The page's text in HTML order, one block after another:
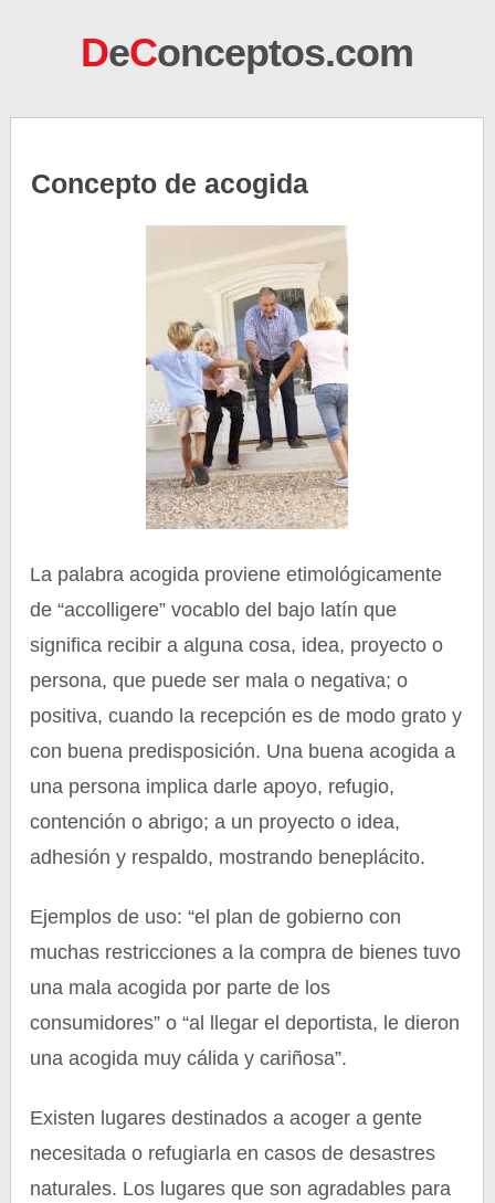
DeConceptos.com
Concepto de acogida
La palabra acogida proviene etimológicamente
de “accolligere” vocablo del bajo latín que
significa recibir a alguna cosa, idea, proyecto o
persona, que puede ser mala o negativa; o
positiva, cuando la recepción es de modo grato y
con buena predisposición. Una buena acogida a
una persona implica darle apoyo, refugio,
contención o abrigo; a un proyecto o idea,
adhesión y respaldo, mostrando beneplácito.
Ejemplos de uso: “el plan de gobierno con
muchas restricciones a la compra de bienes tuvo
una mala acogida por parte de los
consumidores” o “al llegar el deportista, le dieron
una acogida muy cálida y cariñosa”.
Existen lugares destinados a acoger a gente
necesitada o refugiarla en casos de desastres
naturales. Los lugares que son agradables para